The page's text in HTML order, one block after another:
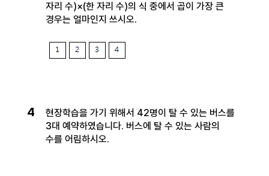
자리 수)×(한 자리 수)의 식 중에서 곱이 가장 큰
경우는 얼마인지 쓰시오.
4
현장학습을 가기 위해서 42명이 탈 수 있는 버스를
3대 예약하였습니다. 버스에 탈 수 있는 사람의
수를 어림하시오.